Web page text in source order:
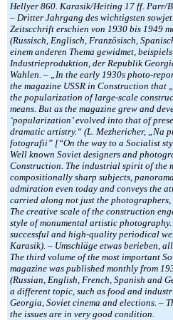
Hellyer 860. Karasik/Heiting 17 ff. Parr/
– Dritter Jahrgang des wichtigsten
Zeitscchrift erschien von 1930 bis 1949
(Russisch, Englisch, Französisch,
einem anderen Thema gewidmet,
Industrieproduktion, der Republik
Wahlen. – „In the early 1930s photo-
the magazine USSR in Construction that
the popularization of large-scale
means. But as the magazine grew and
‘popularization’ evolved into that of
dramatic artistry.“ (L. Mezhericher, „Na
fotografii” [“On the way to a Socialist
Well known Soviet designers and
Construction. The industrial spirit of the
compositionally sharp subjects,
admiration even today and conveys the
carried along not just the photographers,
The creative scale of the construction
style of monumental artistic
successful and high-quality periodical
Karasik). – Umschläge etwas berieben,
The third volume of the most important
magazine was published monthly from
(Russian, English, French, Spanish and
a different topic, such as food and
Georgia, Soviet cinema and elections. –
the issues are in very good condition.